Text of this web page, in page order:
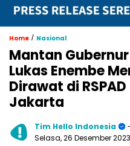
Home / Nasional
Mantan
Lukas Enembe
Dirawat di
Jakarta
Tim Hello Indonesia
Selasa, 26 Desember 2023